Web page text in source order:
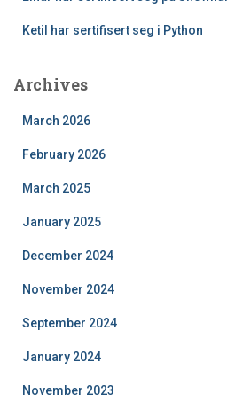
Ketil har sertifisert seg i Python
Archives
March 2026
February 2026
March 2025
January 2025
December 2024
November 2024
September 2024
January 2024
November 2023